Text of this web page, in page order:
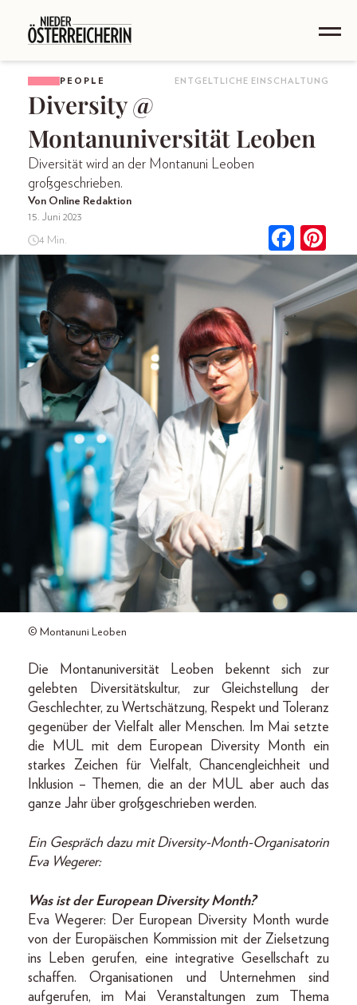
PEOPLE ENTGELTLICHE EINSCHALTUNG
Diversity @
Montanuniversität Leoben
Diversität wird an der Montanuni Leoben
großgeschrieben.
Von Online Redaktion
15. Juni 2023
4 Min.
© Montanuni Leoben
Die Montanuniversität Leoben bekennt sich zur
gelebten Diversitätskultur, zur Gleichstellung der
Geschlechter, zu Wertschätzung, Respekt und Toleranz
gegenüber der Vielfalt aller Menschen. Im Mai setzte
die MUL mit dem European Diversity Month ein
starkes Zeichen für Vielfalt, Chancengleichheit und
Inklusion – Themen, die an der MUL aber auch das
ganze Jahr über großgeschrieben werden.
Ein Gespräch dazu mit Diversity-Month-Organisatorin
Eva Wegerer:
Was ist der European Diversity Month?
Eva Wegerer: Der European Diversity Month wurde
von der Europäischen Kommission mit der Zielsetzung
ins Leben gerufen, eine integrative Gesellschaft zu
schaffen. Organisationen und Unternehmen sind
aufgerufen, im Mai Veranstaltungen zum Thema